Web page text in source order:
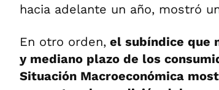
hacia adelante un año, mostró
En otro orden, el subíndice que
y mediano plazo de los
Situación Macroeconómica